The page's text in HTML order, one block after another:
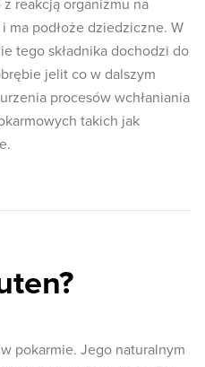
reakcją organizmu na
podłoże dziedziczne. W
tego składnika dochodzi do
jelit co w dalszym
procesów wchłaniania
takich jak
pokarmie. Jego naturalnym